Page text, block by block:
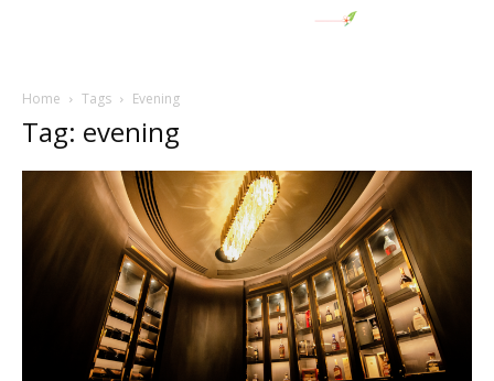
Home Tags Evening
Tag: evening